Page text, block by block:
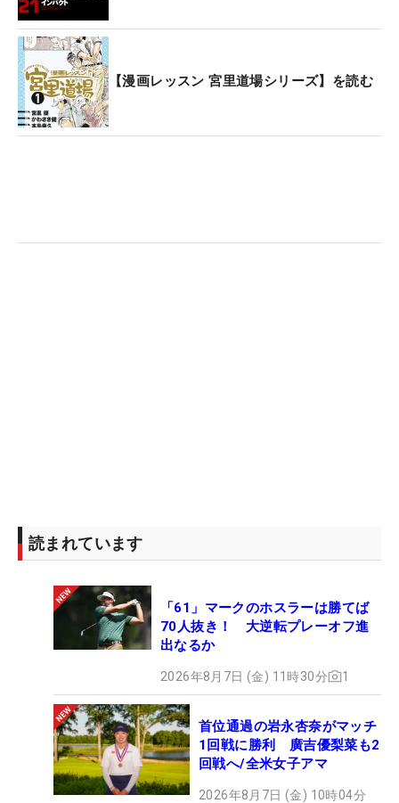
【漫画レッスン 宮里道場シリーズ】を読む
読まれています
「61」マークのホスラーは勝てば
70人抜き！ 大逆転プレーオフ進
出なるか
2026年8月7日 (金) 11時30分 1
首位通過の岩永杏奈がマッチ
1回戦に勝利 廣吉優梨菜も2
回戦へ/全米女子アマ
2026年8月7日 (金) 10時04分